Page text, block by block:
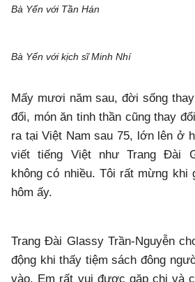
Bà Yến với Tần Hán
Bà Yến với kịch sĩ Minh Nhí
Mấy mươi năm sau, đời sống
đổi, món ăn tinh thần cũng thay
ra tại Việt Nam sau 75, lớn lên ở
viết tiếng Việt như Trang Đài
không có nhiều. Tôi rất mừng khi
hôm ấy.
Trang Đài Glassy Trần-Nguyễn
động khi thấy tiệm sách đông
vào. Em rất vui được gặp chị và